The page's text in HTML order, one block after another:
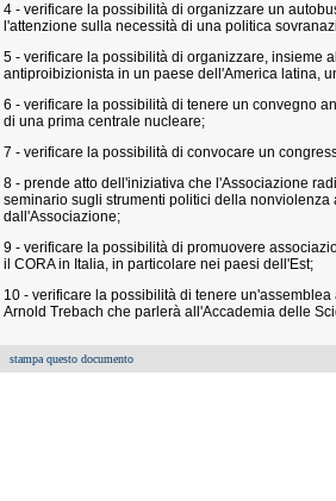
4 - verificare la possibilità di organizzare un
l'attenzione sulla necessità di una politica
5 - verificare la possibilità di organizzare, insieme
antiproibizionista in un paese dell'America latina,
6 - verificare la possibilità di tenere un convegno
di una prima centrale nucleare;
7 - verificare la possibilità di convocare un
8 - prende atto dell'iniziativa che l'Associazione
seminario sugli strumenti politici della
dall'Associazione;
9 - verificare la possibilità di promuovere
il CORA in Italia, in particolare nei paesi dell'Est;
10 - verificare la possibilità di tenere
Arnold Trebach che parlerà all'Accademia delle
stampa questo documento